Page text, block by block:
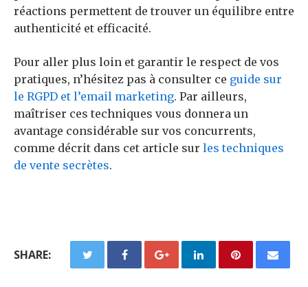
réactions permettent de trouver un équilibre entre
authenticité et efficacité.
Pour aller plus loin et garantir le respect de vos
pratiques, n’hésitez pas à consulter ce guide sur
le RGPD et l’email marketing. Par ailleurs,
maîtriser ces techniques vous donnera un
avantage considérable sur vos concurrents,
comme décrit dans cet article sur les techniques
de vente secrètes.
SHARE: